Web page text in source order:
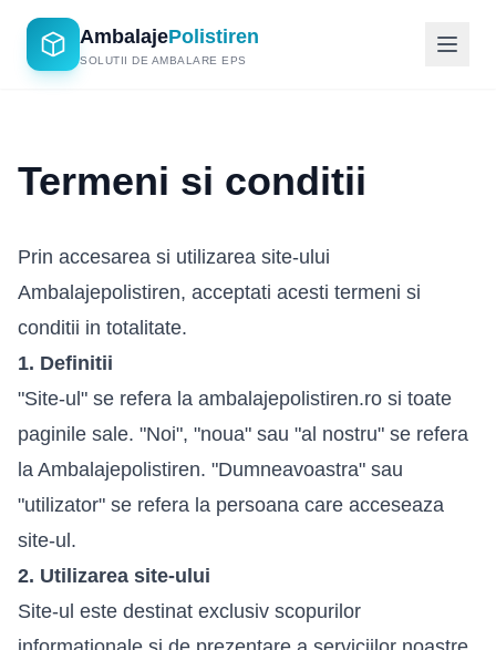
AmbalajePolistiren
SOLUTII DE AMBALARE EPS
Termeni si conditii
Prin accesarea si utilizarea site-ului
Ambalajepolistiren, acceptati acesti termeni si
conditii in totalitate.
1. Definitii
"Site-ul" se refera la ambalajepolistiren.ro si toate
paginile sale. "Noi", "noua" sau "al nostru" se refera
la Ambalajepolistiren. "Dumneavoastra" sau
"utilizator" se refera la persoana care acceseaza
site-ul.
2. Utilizarea site-ului
Site-ul este destinat exclusiv scopurilor